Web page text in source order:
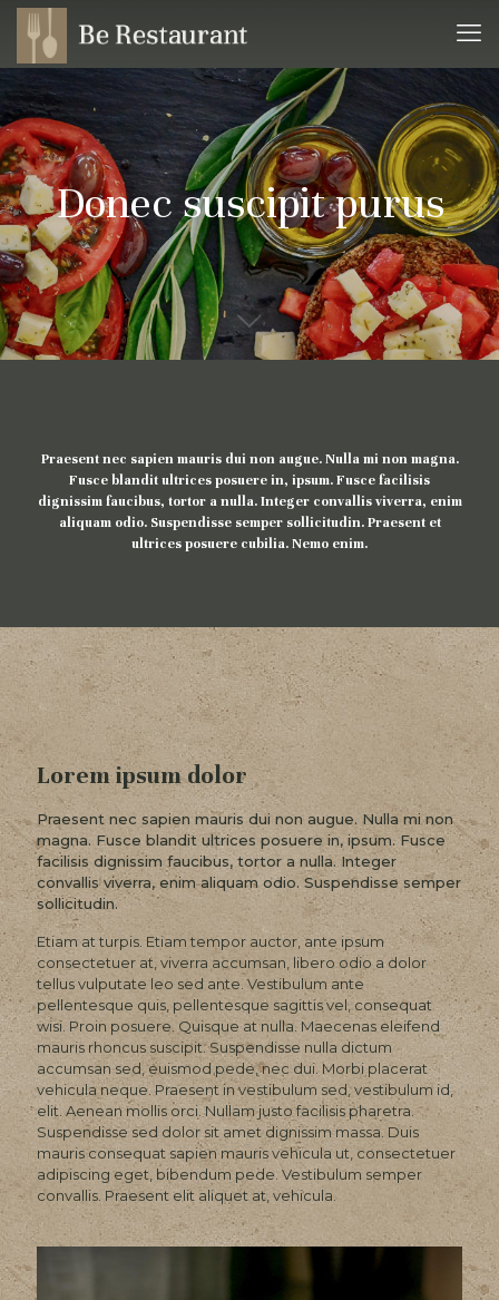
Donec suscipit purus
Praesent nec sapien mauris dui non augue. Nulla mi non magna.
Fusce blandit ultrices posuere in, ipsum. Fusce facilisis
dignissim faucibus, tortor a nulla. Integer convallis viverra, enim
aliquam odio. Suspendisse semper sollicitudin. Praesent et
ultrices posuere cubilia. Nemo enim.
Lorem ipsum dolor
Praesent nec sapien mauris dui non augue. Nulla mi non
magna. Fusce blandit ultrices posuere in, ipsum. Fusce
facilisis dignissim faucibus, tortor a nulla. Integer
convallis viverra, enim aliquam odio. Suspendisse semper
sollicitudin.
Etiam at turpis. Etiam tempor auctor, ante ipsum
consectetuer at, viverra accumsan, libero odio a dolor
tellus vulputate leo sed ante. Vestibulum ante
pellentesque quis, pellentesque sagittis vel, consequat
wisi. Proin posuere. Quisque at nulla. Maecenas eleifend
mauris rhoncus suscipit. Suspendisse nulla dictum
accumsan sed, euismod pede, nec dui. Morbi placerat
vehicula neque. Praesent in vestibulum sed, vestibulum id,
elit. Aenean mollis orci. Nullam justo facilisis pharetra.
Suspendisse sed dolor sit amet dignissim massa. Duis
mauris consequat sapien mauris vehicula ut, consectetuer
adipiscing eget, bibendum pede. Vestibulum semper
convallis. Praesent elit aliquet at, vehicula.